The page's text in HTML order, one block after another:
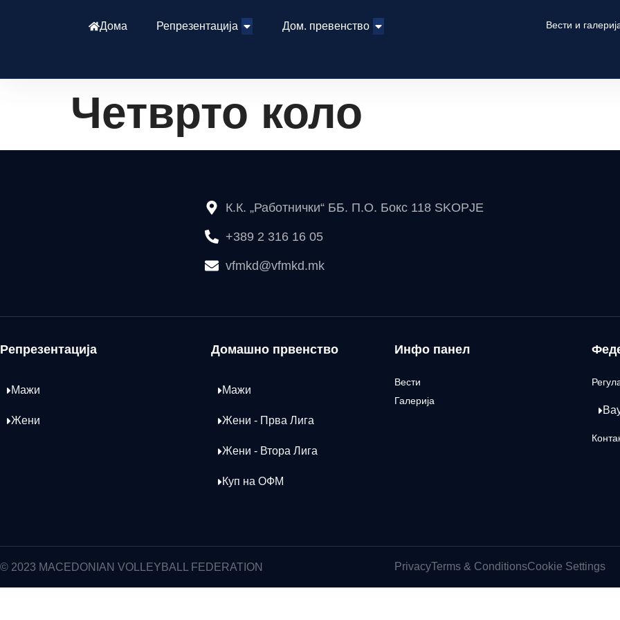
Дома Репрезентација Дом. превенство Вести и
Четврто коло
К.К. „Работнички“ ББ. П.О. Бокс 118 SKOPJE
+389 2 316 16 05
vfmkd@vfmkd.mk
Репрезентација
Мажи
Жени
Домашно првенство
Мажи
Жени - Прва Лига
Жени - Втора Лига
Куп на ОФМ
Инфо панел
Вести
Галерија
© 2023 MACEDONIAN VOLLEYBALL FEDERATION PrivacyTerms & ConditionsCookie Settings